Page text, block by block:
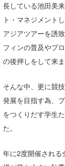
長している池田美
ト・マネジメント
アジアツアーを誘
フィンの普及やプ
の後押しをして来ま
そんな中、更に競
発展を目指す為、
をつくりだす学生
た。
年に2度開催される
CBA Films
熊谷素子
田原啓江
植村未来
NOBUFUKU
喜納海人
chan-U
ECE
G◎Da
KID
KOBU
MIN